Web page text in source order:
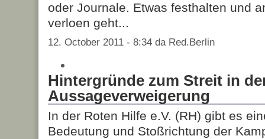
oder Journale. Etwas festhalten und
verloen geht...
12. October 2011 - 8:34 da Red.Berlin
Hintergründe zum Streit in
Aussageverweigerung
In der Roten Hilfe e.V. (RH) gibt es
Bedeutung und Stoßrichtung der